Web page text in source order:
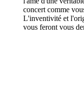
concert comme
L'inventivité et
vous feront vous